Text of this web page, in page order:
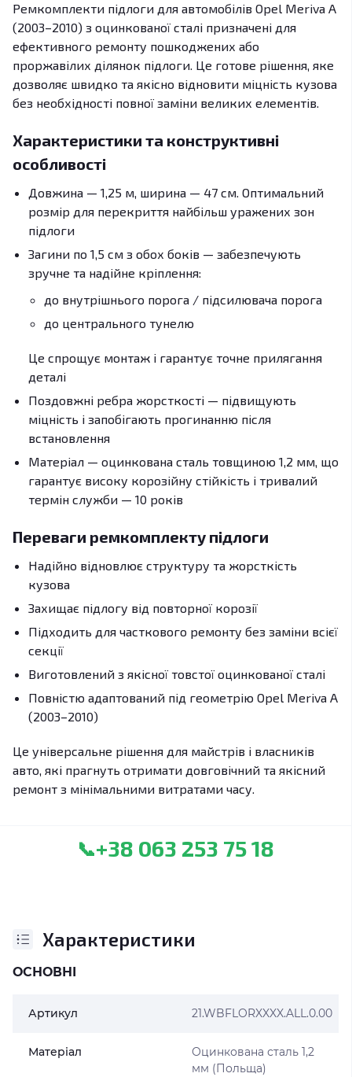
Ремкомплекти підлоги для автомобілів Opel Meriva A
(2003–2010) з оцинкованої сталі призначені для
ефективного ремонту пошкоджених або
проржавілих ділянок підлоги. Це готове рішення, яке
дозволяє швидко та якісно відновити міцність кузова
без необхідності повної заміни великих елементів.
Характеристики та конструктивні
особливості
Довжина — 1,25 м, ширина — 47 см. Оптимальний
розмір для перекриття найбільш уражених зон
підлоги
Загини по 1,5 см з обох боків — забезпечують
зручне та надійне кріплення:
до внутрішнього порога / підсилювача порога
до центрального тунелю
Це спрощує монтаж і гарантує точне прилягання
деталі
Поздовжні ребра жорсткості — підвищують
міцність і запобігають прогинанню після
встановлення
Матеріал — оцинкована сталь товщиною 1,2 мм, що
гарантує високу корозійну стійкість і тривалий
термін служби — 10 років
Переваги ремкомплекту підлоги
Надійно відновлює структуру та жорсткість
кузова
Захищає підлогу від повторної корозії
Підходить для часткового ремонту без заміни всієї
секції
Виготовлений з якісної товстої оцинкованої сталі
Повністю адаптований під геометрію Opel Meriva A
(2003–2010)
Це універсальне рішення для майстрів і власників
авто, які прагнуть отримати довговічний та якісний
ремонт з мінімальними витратами часу.
📞+38 063 253 75 18
Характеристики
ОСНОВНІ
Артикул 21.WBFLORXXXX.ALL.0.00
Матеріал
Оцинкована сталь 1,2
мм (Польща)